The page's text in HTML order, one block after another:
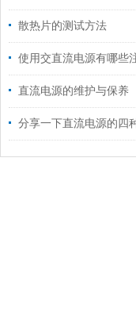
散热片的测试方法
使用交直流电源有哪些
直流电源的维护与保养
分享一下直流电源的四